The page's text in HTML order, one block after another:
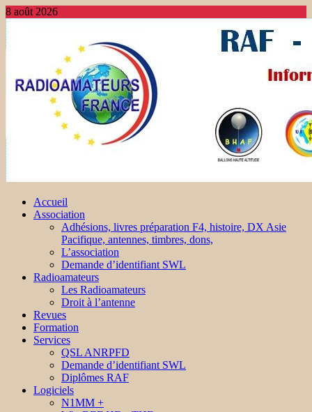
8 août 2026
Accueil
Association
Adhésions, livres préparation F4, histoire, DX Asie
Pacifique, antennes, timbres, dons,
L’association
Demande d’identifiant SWL
Radioamateurs
Les Radioamateurs
Droit à l’antenne
Revues
Formation
Services
QSL ANRPFD
Demande d’identifiant SWL
Diplômes RAF
Logiciels
N1MM +